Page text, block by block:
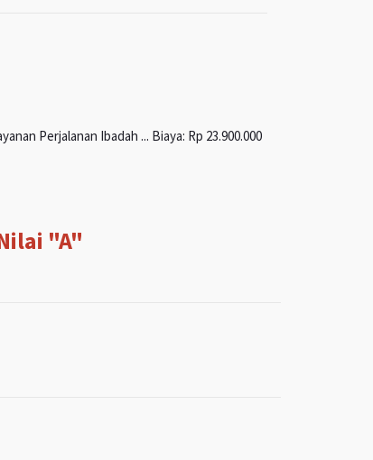
Perjalanan Ibadah ... Biaya: Rp 23.900.000
"A"